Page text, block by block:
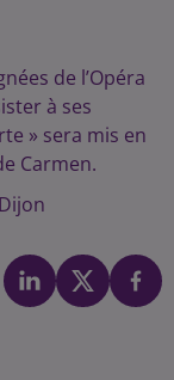
de l’Opéra
à ses
» sera mis en
Carmen.